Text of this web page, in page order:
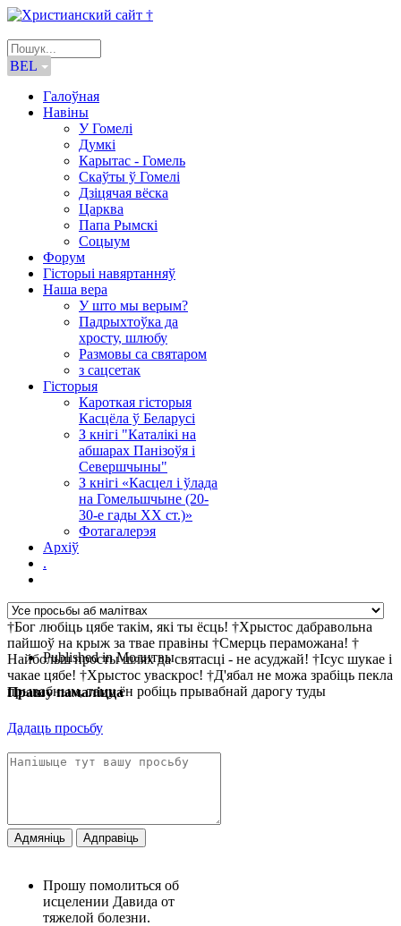
BEL
Галоўная
Навіны
У Гомелі
Думкі
Карытас - Гомель
Скаўты ў Гомелі
Дзіцячая вёска
Царква
Папа Рымскі
Соцыум
Форум
Гісторыі навяртанняў
Наша вера
У што мы верым?
Падрыхтоўка да
хросту, шлюбу
Размовы са святаром
з сацсетак
Гісторыя
Кароткая гісторыя
Касцёла ў Беларусі
З кнігі "Каталікі на
абшарах Панізоўя і
Севершчыны"
З кнігі «Касцел і ўлада
на Гомельшчыне (20-
30-е гады ХХ ст.)»
Фотагалерэя
Архіў
.
†Бог любіць цябе такім, які ты ёсць! †Хрыстос дабравольна
пайшоў на крыж за твае правіны †Смерць пераможана! †
Найбольш просты шлях да святасці - не асуджай! †Ісус шукае і
чакае цябе! †Хрыстос уваскрос! †Д'ябал не можа зрабіць пекла
прывабным, таму ён робіць прывабнай дарогу туды
Published inМолитвы
Прашу памаліцца
Дадаць просьбу
Адмяніць Адправіць
Прошу помолиться об
исцелении Давида от
тяжелой болезни.